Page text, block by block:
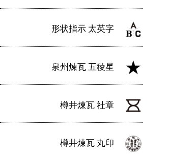
形状指示 太英字
泉州煉瓦 五稜星
樽井煉瓦 社章
樽井煉瓦 丸印